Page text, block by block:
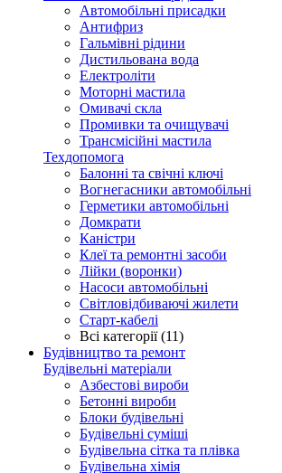
Автомобільні присадки
Антифриз
Гальмівні рідини
Дистильована вода
Електроліти
Моторні мастила
Омивачі скла
Промивки та очищувачі
Трансмісійні мастила
Техдопомога
Балонні та свічні ключі
Вогнегасники автомобільні
Герметики автомобільні
Домкрати
Каністри
Клеї та ремонтні засоби
Лійки (воронки)
Насоси автомобільні
Світловідбиваючі жилети
Старт-кабелі
Всі категорії (11)
Будівництво та ремонт
Будівельні матеріали
Азбестові вироби
Бетонні вироби
Блоки будівельні
Будівельні суміші
Будівельна сітка та плівка
Будівельна хімія